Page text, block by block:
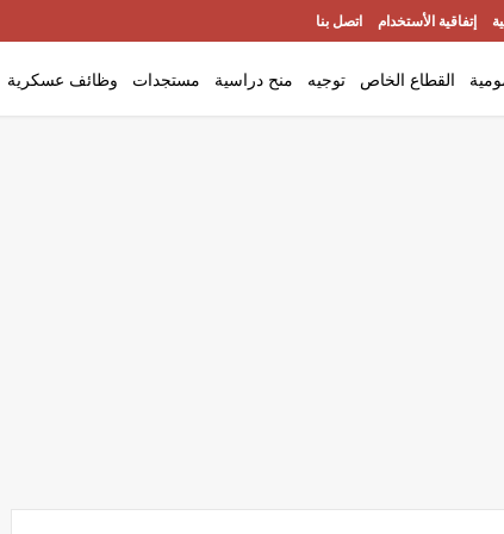
إتفاقية الأستخدام اتصل بنا
القطاع الخاص توجيه منح دراسية مستجدات وظائف عسكرية